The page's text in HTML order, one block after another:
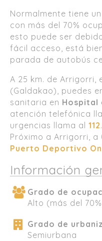
Normalmente tiene
con más del 70%
esto puede ser
fácil acceso, está
parada de autobús
A 25 km. de Arrigorri,
(Galdakao), puedes
sanitaria en Hospital
atención telefónica
urgencias llama al 112.
Próximo a Arrigorri, a
Puerto Deportivo
Información
Grado de
Alto (más del
Grado de
Semiurbana